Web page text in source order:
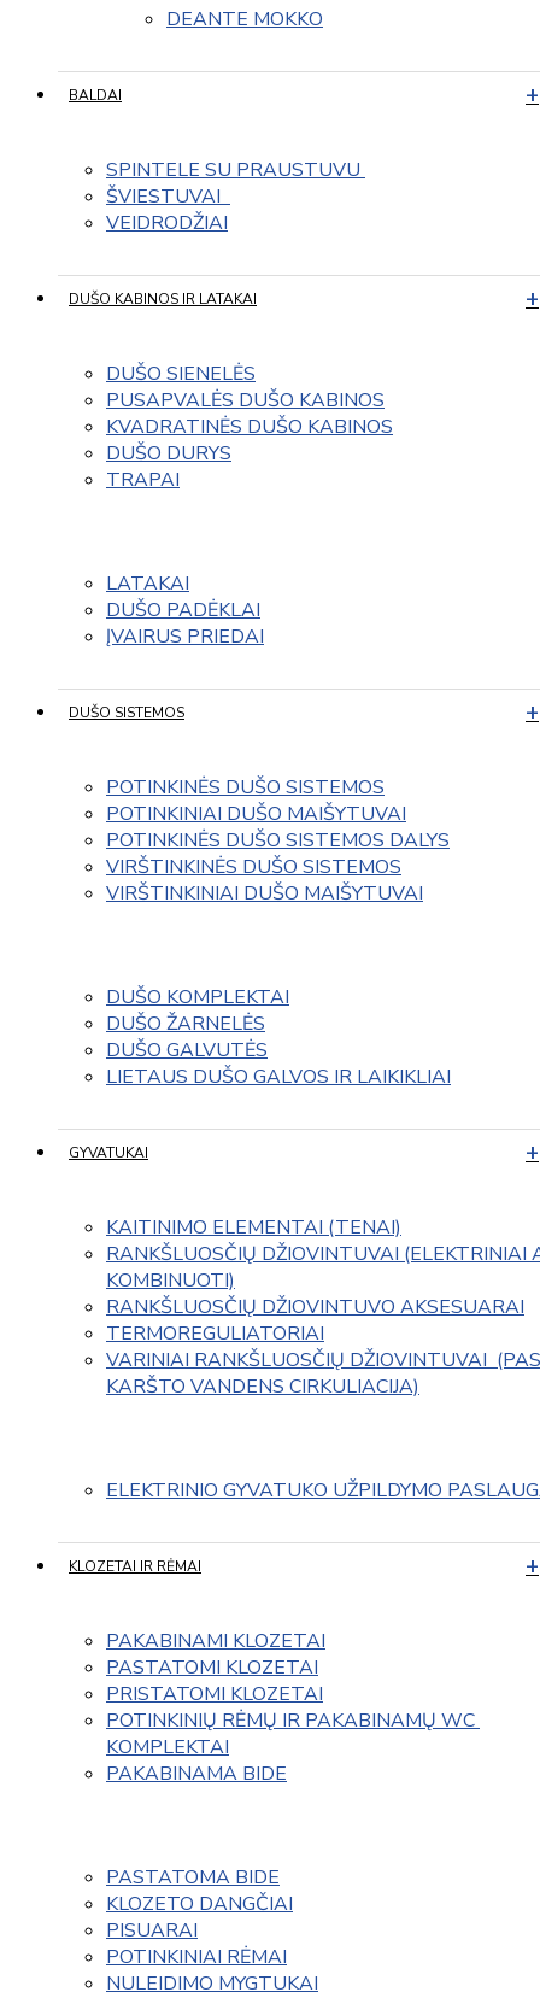
DEANTE MOKKO
BALDAI
SPINTELE SU PRAUSTUVU
ŠVIESTUVAI
VEIDRODŽIAI
DUŠO KABINOS IR LATAKAI
DUŠO SIENELĖS
PUSAPVALĖS DUŠO KABINOS
KVADRATINĖS DUŠO KABINOS
DUŠO DURYS
TRAPAI
LATAKAI
DUŠO PADĖKLAI
ĮVAIRUS PRIEDAI
DUŠO SISTEMOS
POTINKINĖS DUŠO SISTEMOS
POTINKINIAI DUŠO MAIŠYTUVAI
POTINKINĖS DUŠO SISTEMOS DALYS
VIRŠTINKINĖS DUŠO SISTEMOS
VIRŠTINKINIAI DUŠO MAIŠYTUVAI
DUŠO KOMPLEKTAI
DUŠO ŽARNELĖS
DUŠO GALVUTĖS
LIETAUS DUŠO GALVOS IR LAIKIKLIAI
GYVATUKAI
KAITINIMO ELEMENTAI (TENAI)
RANKŠLUOSČIŲ DŽIOVINTUVAI (ELEKTRINIAI
KOMBINUOTI)
RANKŠLUOSČIŲ DŽIOVINTUVO AKSESUARAI
TERMOREGULIATORIAI
VARINIAI RANKŠLUOSČIŲ DŽIOVINTUVAI
KARŠTO VANDENS CIRKULIACIJA)
ELEKTRINIO GYVATUKO UŽPILDYMO
KLOZETAI IR RĖMAI
PAKABINAMI KLOZETAI
PASTATOMI KLOZETAI
PRISTATOMI KLOZETAI
POTINKINIŲ RĖMŲ IR PAKABINAMŲ WC
KOMPLEKTAI
PAKABINAMA BIDE
PASTATOMA BIDE
KLOZETO DANGČIAI
PISUARAI
POTINKINIAI RĖMAI
NULEIDIMO MYGTUKAI